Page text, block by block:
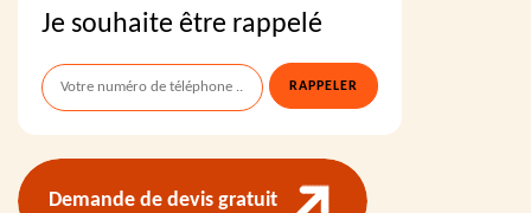
Je souhaite être rappelé
Demande de devis gratuit